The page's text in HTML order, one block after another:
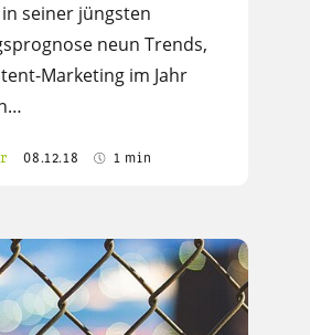
seiner jüngsten
neun Trends,
Marketing im Jahr
08.12.18 1 min